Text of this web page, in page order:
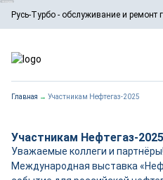
Русь-Турбо - обслуживание и ремонт
ООО «Русь-Турбо» занимается
турбин, комплексным
техническим обслуживанием
работают на нефтегазовых,
металлургических и других
Реклама. ООО «Русь-Турбо»,
Главная → Участникам Нефтегаз-2025
Участникам Нефтегаз-2025
Уважаемые коллеги и партнёры!
Международная выставка